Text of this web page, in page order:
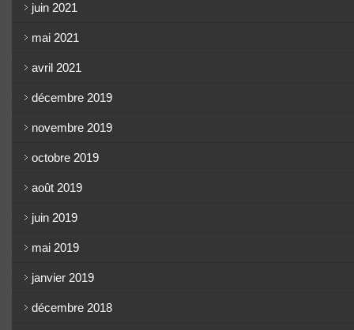
juin 2021
mai 2021
avril 2021
décembre 2019
novembre 2019
octobre 2019
août 2019
juin 2019
mai 2019
janvier 2019
décembre 2018